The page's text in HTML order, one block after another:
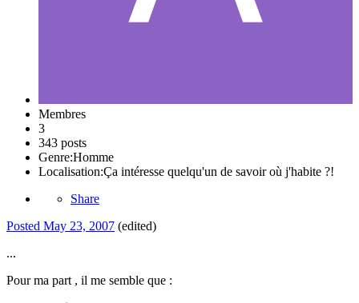
Membres
3
343 posts
Genre:Homme
Localisation:Ça intéresse quelqu'un de savoir où j'habite ?!
Share
Posted May 23, 2007 (edited)
...
Pour ma part , il me semble que :